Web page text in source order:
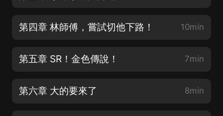
第四章 林師傅，嘗試切他下路！ 10min
第五章 SR！金色傳說！ 7min
第六章 大的要來了 8min